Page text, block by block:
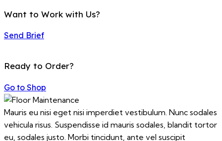
Want to Work with Us?
Send Brief
Ready to Order?
Go to Shop
Mauris eu nisi eget nisi imperdiet vestibulum. Nunc sodales
vehicula risus. Suspendisse id mauris sodales, blandit tortor
eu, sodales justo. Morbi tincidunt, ante vel suscipit